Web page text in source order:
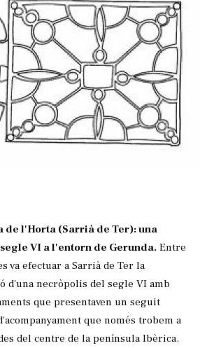
de l'Horta (Sarrià de Ter): una
VI a l'entorn de Gerunda. Entre
va efectuar a Sarrià de Ter la
d'una necròpolis del segle VI amb
que presentaven un seguit
que només trobem a
del centre de la península Ibèrica.